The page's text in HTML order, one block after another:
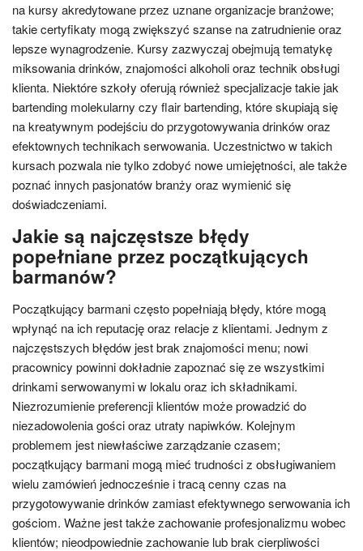
na kursy akredytowane przez uznane organizacje branżowe;
takie certyfikaty mogą zwiększyć szanse na zatrudnienie oraz
lepsze wynagrodzenie. Kursy zazwyczaj obejmują tematykę
miksowania drinków, znajomości alkoholi oraz technik obsługi
klienta. Niektóre szkoły oferują również specjalizacje takie jak
bartending molekularny czy flair bartending, które skupiają się
na kreatywnym podejściu do przygotowywania drinków oraz
efektownych technikach serwowania. Uczestnictwo w takich
kursach pozwala nie tylko zdobyć nowe umiejętności, ale także
poznać innych pasjonatów branży oraz wymienić się
doświadczeniami.
Jakie są najczęstsze błędy
popełniane przez początkujących
barmanów?
Początkujący barmani często popełniają błędy, które mogą
wpłynąć na ich reputację oraz relacje z klientami. Jednym z
najczęstszych błędów jest brak znajomości menu; nowi
pracownicy powinni dokładnie zapoznać się ze wszystkimi
drinkami serwowanymi w lokalu oraz ich składnikami.
Niezrozumienie preferencji klientów może prowadzić do
niezadowolenia gości oraz utraty napiwków. Kolejnym
problemem jest niewłaściwe zarządzanie czasem;
początkujący barmani mogą mieć trudności z obsługiwaniem
wielu zamówień jednocześnie i tracą cenny czas na
przygotowywanie drinków zamiast efektywnego serwowania ich
gościom. Ważne jest także zachowanie profesjonalizmu wobec
klientów; nieodpowiednie zachowanie lub brak cierpliwości